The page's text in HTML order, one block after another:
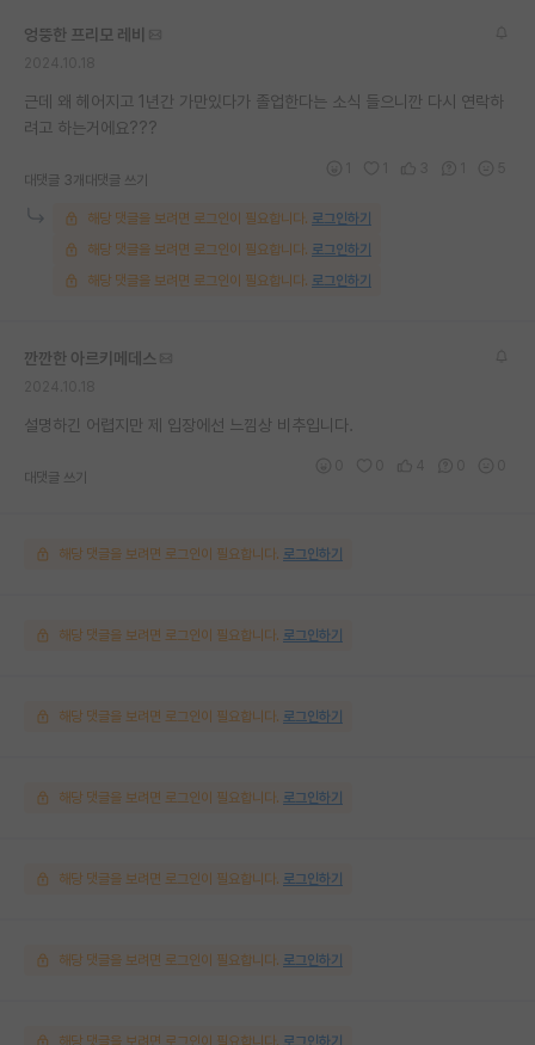
엉뚱한 프리모 레비
근데 왜 헤어지고 1년간 가만있다가 졸업한다는 소식 들으니깐 다시 연락하
려고 하는거에요???
대댓글 3개 대댓글 쓰기
해당 댓글을 보려면 로그인이 필요합니다. 로그인하기
해당 댓글을 보려면 로그인이 필요합니다. 로그인하기
해당 댓글을 보려면 로그인이 필요합니다. 로그인하기
깐깐한 아르키메데스
설명하긴 어렵지만 제 입장에선 느낌상 비추입니다.
대댓글 쓰기
해당 댓글을 보려면 로그인이 필요합니다. 로그인하기
해당 댓글을 보려면 로그인이 필요합니다. 로그인하기
해당 댓글을 보려면 로그인이 필요합니다. 로그인하기
해당 댓글을 보려면 로그인이 필요합니다. 로그인하기
해당 댓글을 보려면 로그인이 필요합니다. 로그인하기
해당 댓글을 보려면 로그인이 필요합니다. 로그인하기
해당 댓글을 보려면 로그인이 필요합니다. 로그인하기